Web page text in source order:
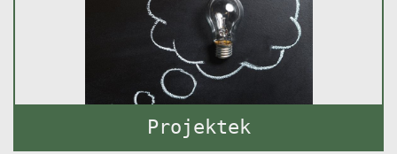
Projektek